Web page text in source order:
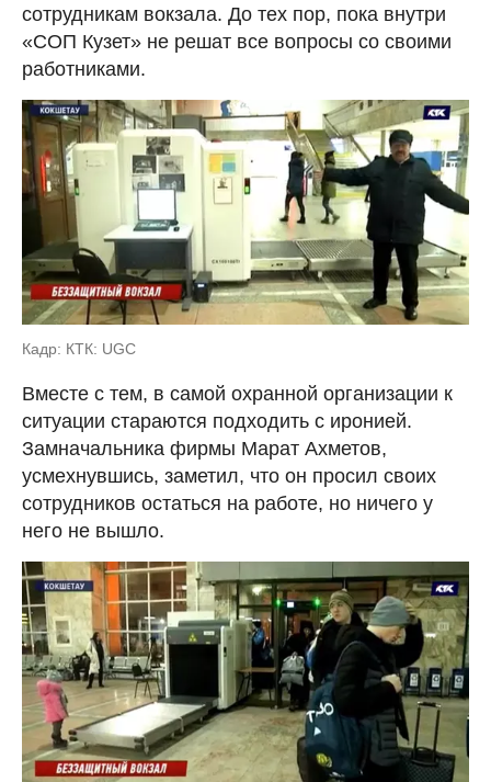
сотрудникам вокзала. До тех пор, пока внутри
«СОП Кузет» не решат все вопросы со своими
работниками.
Кадр: КТК: UGC
Вместе с тем, в самой охранной организации к
ситуации стараются подходить с иронией.
Замначальника фирмы Марат Ахметов,
усмехнувшись, заметил, что он просил своих
сотрудников остаться на работе, но ничего у
него не вышло.